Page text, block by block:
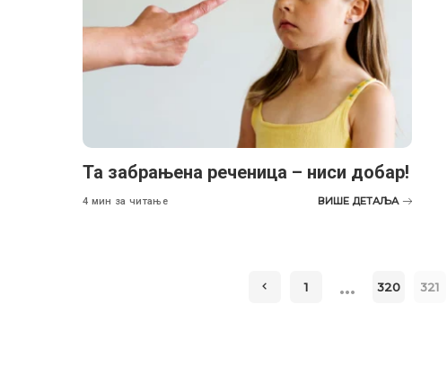
Та забрањена реченица – ниси добар!
4 мин за читање ВИШЕ ДЕТАЉА
1 … 320 321